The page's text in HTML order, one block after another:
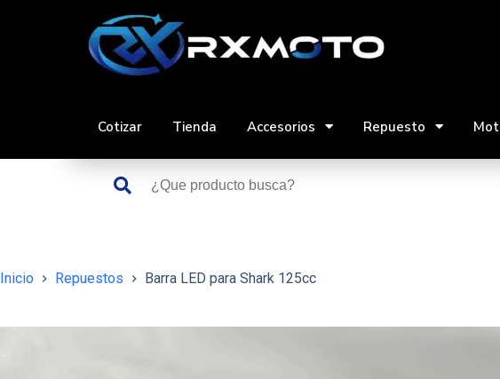
Cotizar Tienda Accesorios Repuesto
Inicio Repuestos Barra LED para Shark 125cc